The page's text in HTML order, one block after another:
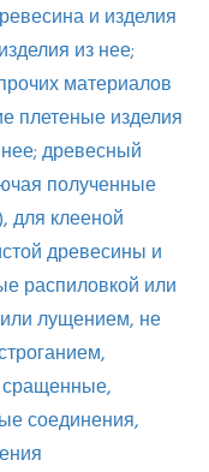
и изделия
из нее;
материалов
плетеные изделия
древесный
полученные
для клееной
древесины и
распиловкой или
лущением, не
соединения,